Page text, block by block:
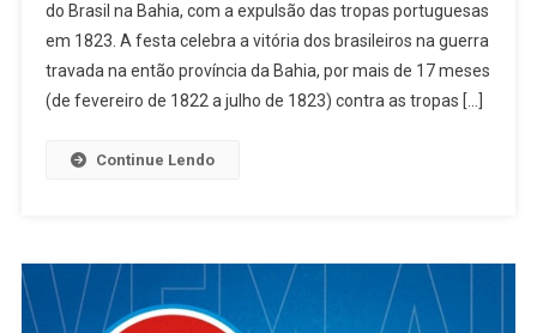
DIAS
28
DE
JUNHO
DE
DANÇA,
CERIMÔNIAS
do Brasil na Bahia, com a expulsão das tropas portuguesas
em 1823. A festa celebra a vitória dos brasileiros na guerra
travada na então província da Bahia, por mais de 17 meses
(de fevereiro de 1822 a julho de 1823) contra as tropas […]
Continue Lendo